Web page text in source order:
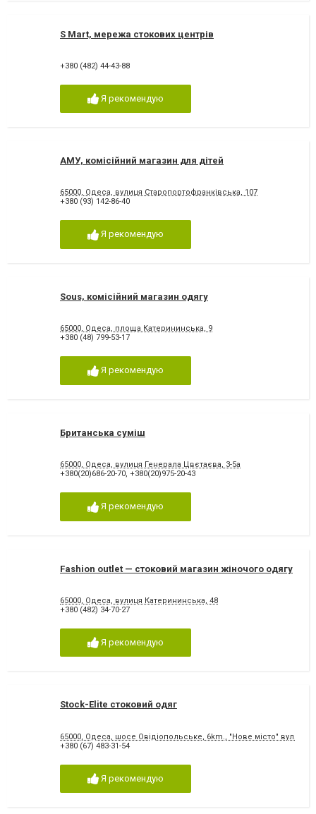
S Mart, мережа стокових центрів
+380 (482) 44-43-88
Я рекомендую
АМУ, комісійний магазин для дітей
65000, Одеса, вулиця Старопортофранківська, 107
+380 (93) 142-86-40
Я рекомендую
Sous, комісійний магазин одягу
65000, Одеса, площа Катерининська, 9
+380 (48) 799-53-17
Я рекомендую
Британська суміш
65000, Одеса, вулиця Генерала Цвєтаєва, 3-5а
+380(20)686-20-70, +380(20)975-20-43
Я рекомендую
Fashion outlet — стоковий магазин жіночого одягу
65000, Одеса, вулиця Катерининська, 48
+380 (482) 34-70-27
Я рекомендую
Stock-Elite стоковий одяг
65000, Одеса, шосе Овідіопольське, 6km., "Нове місто" вул.
+380 (67) 483-31-54
Я рекомендую